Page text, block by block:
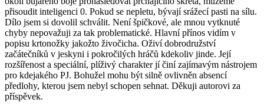
přisoudit inteligenci 0. Pokud se nepletu, bývají srážecí pasti na sílu.
Dílo jsem si dovolil schválit. Není špičkové, ale mnou vytknuté
chyby nepovažuji za tak problematické. Hlavní přínos vidím v
popisu krtonožky jakožto živočicha. Oživí dobrodružství
začátečníků v jeskyni i pokročilých hráčů kdekoliv jinde. Její
rozšířenost a speciální, plíživý charakter jí činí zajímavým nástrojem
pro kdejakého PJ. Bohužel mohu být silně ovlivněn absencí
předlohy, kterou jsem nebyl schopen sehnat. Děkuji autorovi za
příspěvek.